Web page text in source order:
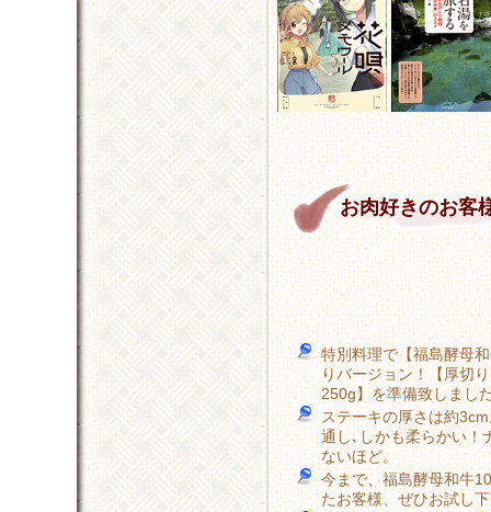
お肉好きのお客
特別料理で【福島酵母
りバージョン！【厚切
250g】を準備致しまし
ステーキの厚さは約
通し､しかも柔らかい！
ないほど。
今まで、福島酵母和牛
たお客様、ぜひお試し